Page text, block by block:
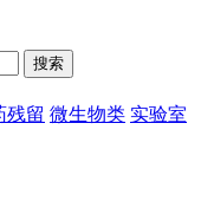
搜索
残留 微生物类 实验室